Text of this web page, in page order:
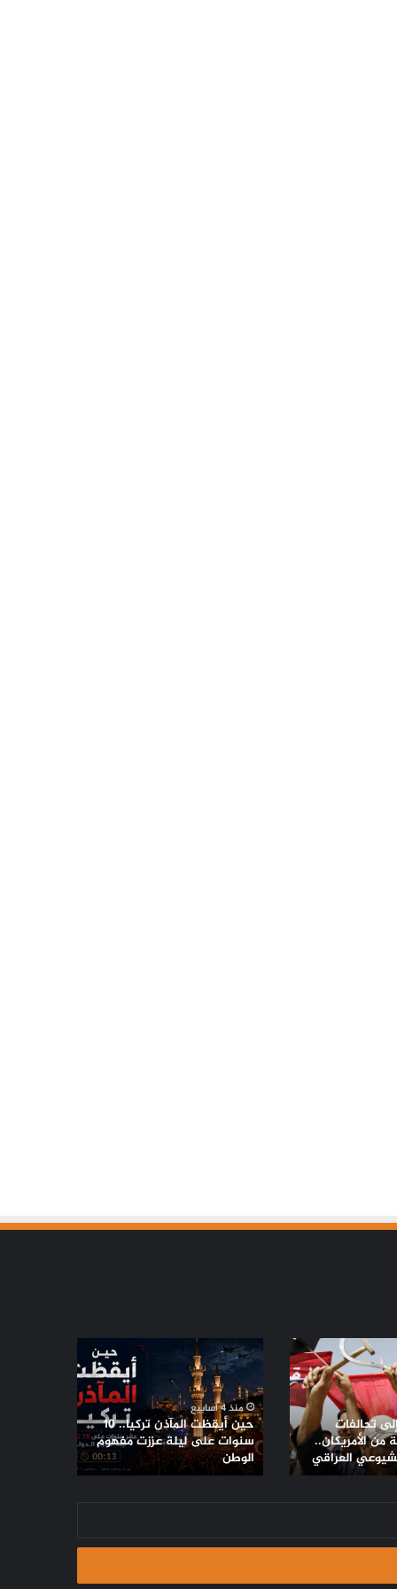
تحالفات
من الأمريكان..
العراقي
حين
أيقظت
المآذن
تركيا..
10
سنوات
على
ليلة
منذ 4 أسابيع
حين أيقظت المآذن تركيا.. 10
سنوات على ليلة عززت مفهوم
الوطن